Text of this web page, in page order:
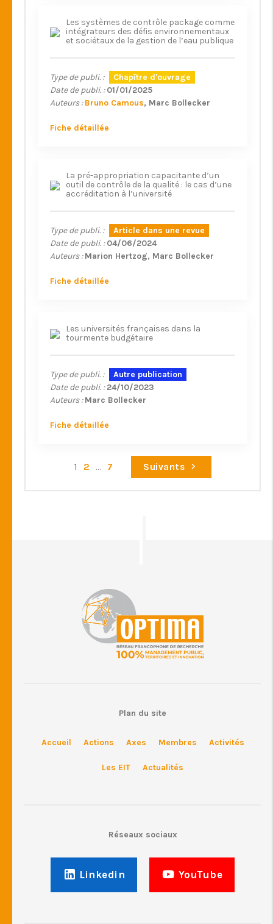
Les systèmes de contrôle package comme
intégrateurs des défis environnementaux
et sociétaux de la gestion de l’eau publique
Type de publi. :
Chapître d'ouvrage
Date de publi. : 01/01/2025
Auteurs : Bruno Camous Marc Bollecker
Fiche détaillée
La pré-appropriation capacitante d’un
outil de contrôle de la qualité : le cas d’une
accréditation à l’université
Type de publi. :
Article dans une revue
Date de publi. : 04/06/2024
Auteurs : Marion Hertzog Marc Bollecker
Fiche détaillée
Les universités françaises dans la
tourmente budgétaire
Type de publi. :
Autre publication
Date de publi. : 24/10/2023
Auteurs : Marc Bollecker
Fiche détaillée
1 2 ... 7 Suivants
Plan du site
Accueil Actions Axes Membres Activités
Les EIT Actualités
Réseaux sociaux
Linkedin YouTube